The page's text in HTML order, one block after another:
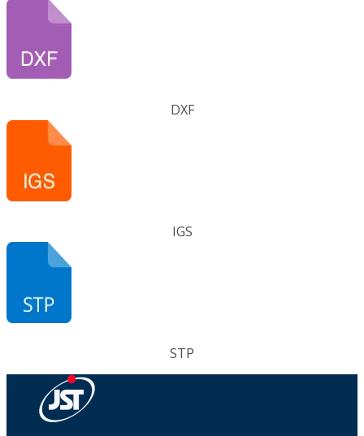
DXF
IGS
STP